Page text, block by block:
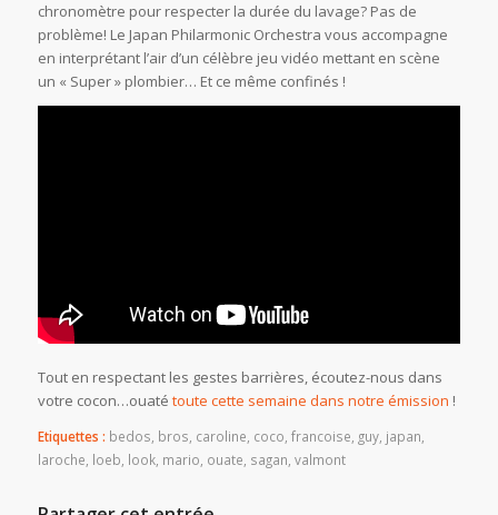
chronomètre pour respecter la durée du lavage? Pas de
problème! Le Japan Philarmonic Orchestra vous accompagne
en interprétant l’air d’un célèbre jeu vidéo mettant en scène
un « Super » plombier… Et ce même confinés !
Tout en respectant les gestes barrières, écoutez-nous dans
votre cocon…ouaté toute cette semaine dans notre émission !
Etiquettes : bedos, bros, caroline, coco, francoise, guy, japan,
laroche, loeb, look, mario, ouate, sagan, valmont